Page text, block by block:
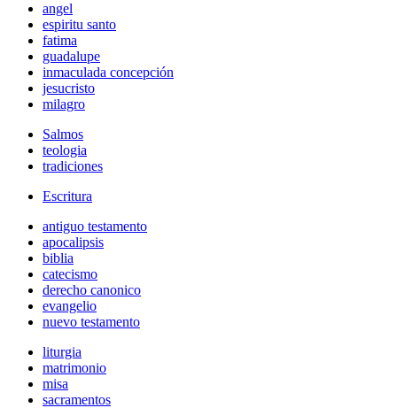
angel
espiritu santo
fatima
guadalupe
inmaculada concepción
jesucristo
milagro
Salmos
teologia
tradiciones
Escritura
antiguo testamento
apocalipsis
biblia
catecismo
derecho canonico
evangelio
nuevo testamento
liturgia
matrimonio
misa
sacramentos